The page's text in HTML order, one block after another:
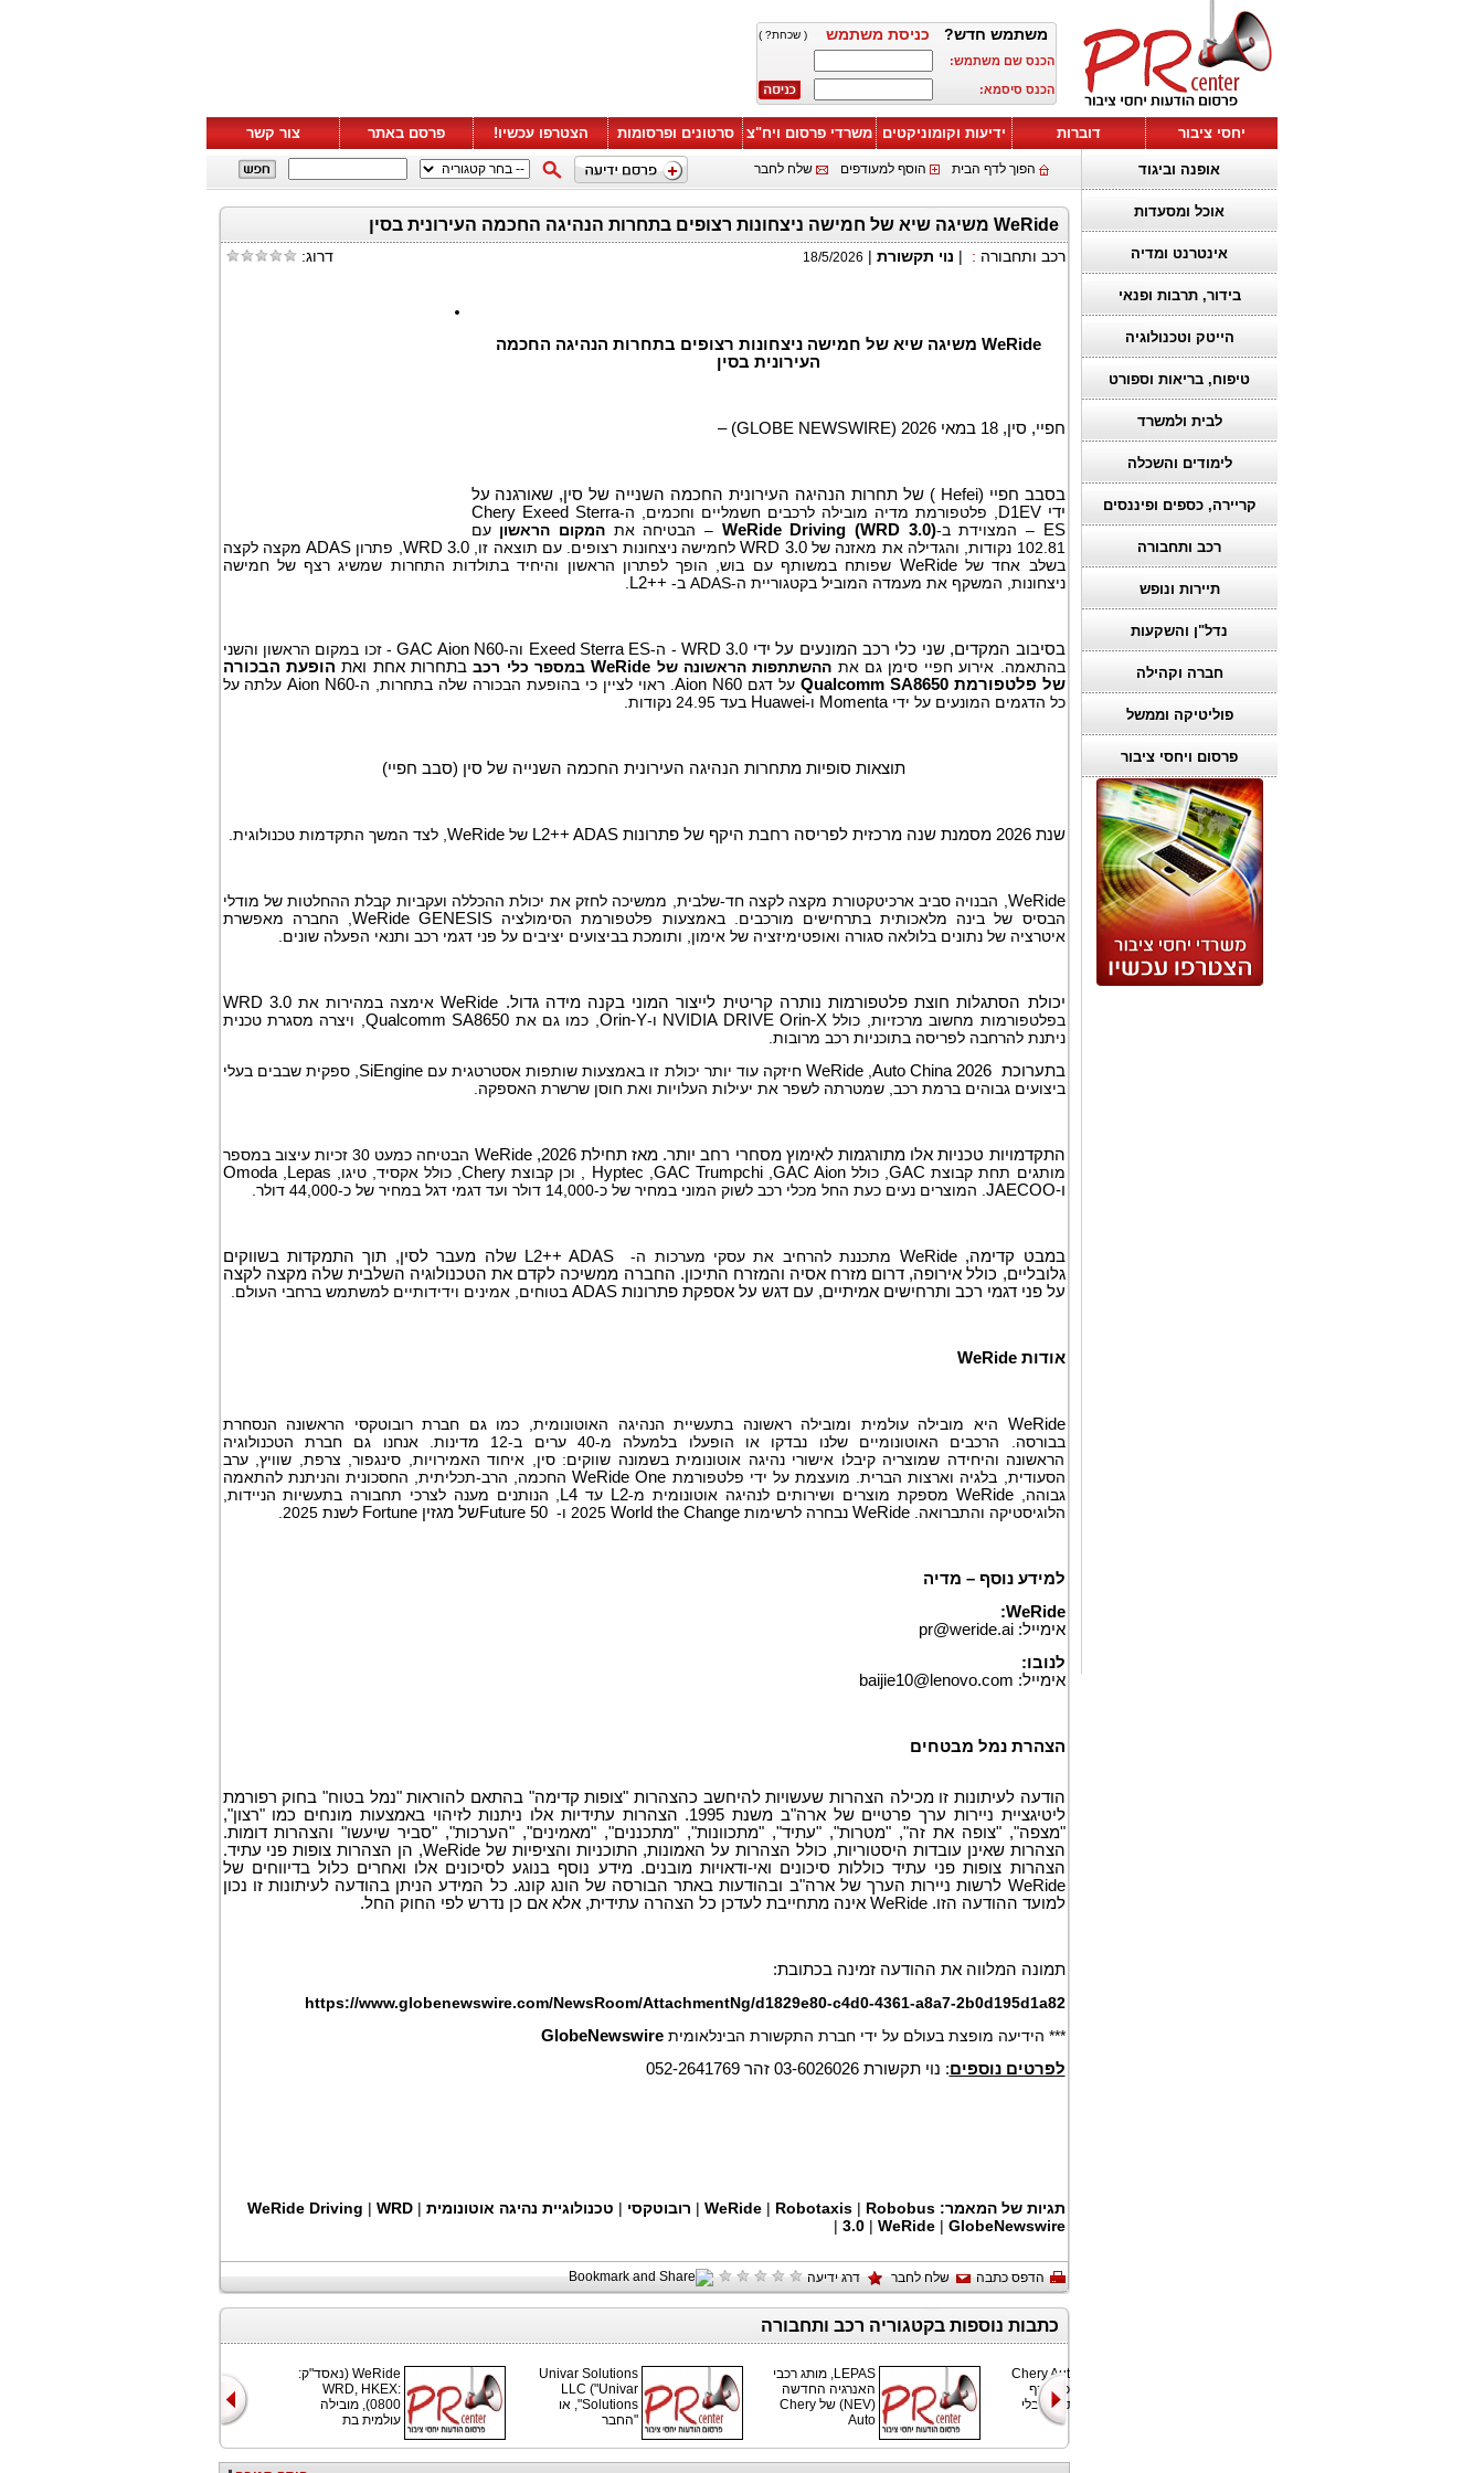
משתמש חדש? כניסת משתמש ( שכחת? )
הכנס שם משתמש:
הכנס סיסמא:
יחסי ציבור דוברות ידיעות וקומוניקטים משרדי פרסום ויח"צ סרטונים ופרסומות הצטרפו עכשיו! פרסם באתר צור קשר
אופנה וביגוד
אוכל ומסעדות
אינטרנט ומדיה
בידור, תרבות ופנאי
הייטק וטכנולוגיה
טיפוח, בריאות וספורט
לבית ולמשרד
לימודים והשכלה
קריירה, כספים ופיננסים
רכב ותחבורה
תיירות ונופש
נדל"ן והשקעות
חברה וקהילה
פוליטיקה וממשל
פרסום ויחסי ציבור
הפוך לדף הבית הוסף למעודפים שלח לחבר
WeRide משיגה שיא של חמישה ניצחונות רצופים בתחרות הנהיגה החכמה העירונית בסין
רכב ותחבורה :
| נוי תקשורת |
18/5/2026 דרוג:
WeRide משיגה שיא של חמישה ניצחונות רצופים בתחרות הנהיגה החכמה
העירונית בסין
חפיי, סין, 18 במאי 2026 (GLOBE NEWSWIRE) –
בסבב חפיי (Hefei ) של תחרות הנהיגה העירונית החכמה השנייה של סין, שאורגנה על
ידיD1EV , פלטפורמת מדיה מובילה לרכבים חשמליים וחכמים, ה-Chery Exeed Sterra
ES
– המצוידת ב-WeRide Driving (WRD 3.0) – הבטיחה אתהמקום הראשון עם
102.81 נקודות, והגדילה את מאזנה של
WRD 3.0לחמישה ניצחונות רצופים. עם תוצאה זו, WRD 3.0 , פתרון ADASמקצה לקצה
בשלב אחד שלWeRide שפותח במשותף עם בוש, הופך לפתרון הראשון והיחיד בתולדות התחרות שמשיג רצף של חמישה
ניצחונות, המשקף את מעמדה המוביל בקטגוריית ה-ADAS ב-
L2++
בסיבוב המקדים, שני כלי רכב המונעים על ידי WRD 3.0- ה-Exeed Sterra ES וה-GAC Aion N60- זכו במקום הראשון והשני
בהתאמה. אירוע חפיי סימן גם את ההשתתפות הראשונה של WeRide במספר כלי רכבבתחרות אחת ואת הופעת הבכורה
של פלטפורמתQualcomm SA8650 על דגםAion N60 . ראוי לציין כי בהופעת הבכורה שלה בתחרות, ה-Aion N60עלתה על
כל הדגמים המונעים על ידיMomenta ו-Huawei בעד 24.95 נקודות.
תוצאות סופיות מתחרות הנהיגה העירונית החכמה השנייה של סין (סבב חפיי)
שנת 2026 מסמנת שנה מרכזית לפריסה רחבת היקף של פתרונות L2++ ADAS שלWeRide , לצד המשך התקדמות טכנולוגית.
WeRide , הבנויה סביב ארכיטקטורת מקצה לקצה חד-שלבית, ממשיכה לחזק את יכולת ההכללה ועקביות קבלת ההחלטות של מודלי
הבסיס של בינה מלאכותית בתרחישים מורכבים. באמצעות פלטפורמת הסימולציה WeRide GENESIS , החברה מאפשרת
איטרציה של נתונים בלולאה סגורה ואופטימיזציה של אימון, ותומכת בביצועים יציבים על פני דגמי רכב ותנאי הפעלה שונים.
יכולת הסתגלות חוצת פלטפורמות נותרה קריטית לייצור המוני בקנה מידה גדול. WeRideאימצה במהירות אתWRD 3.0
בפלטפורמות מחשוב מרכזיות, כוללNVIDIA DRIVE Orin-X ו-Orin-Y , כמו גם את Qualcomm SA8650 , ויצרה מסגרת טכנית
ניתנת להרחבה לפריסה בתוכניות רכב מרובות.
בתערוכת Auto China 2026
,
WeRide חיזקה עוד יותר יכולת זו באמצעות שותפות אסטרטגית עםSiEngine , ספקית שבבים בעלי
ביצועים גבוהים ברמת רכב, שמטרתה לשפר את יעילות העלויות ואת חוסן שרשרת האספקה.
התקדמויות טכניות אלו מתורגמות לאימוץ מסחרי רחב יותר. מאז תחילת 2026, WeRide
הבטיחה כמעט 30 זכיות עיצוב במספר
מותגים תחת קבוצת GAC, כולל GAC Aion
,
GAC Trumpchi
Hyptec , וכן קבוצת Chery, כולל אקסיד, טיגו, Lepas
,
Omoda
ו-JAECOO . המוצרים נעים כעת החל מכלי רכב לשוק המוני במחיר של כ-14,000 דולר ועד דגמי דגל במחיר של כ-44,000 דולר.
במבט קדימה,WeRide מתכננת להרחיב את עסקי מערכות ה- L2++ ADAS
שלה מעבר לסין, תוך התמקדות בשווקים
גלובליים, כולל אירופה, דרום מזרח אסיה והמזרח התיכון. החברה ממשיכה לקדם את הטכנולוגיה השלבית שלה מקצה לקצה
על פני דגמי רכב ותרחישים אמיתיים, עם דגש על אספקת פתרונותADAS בטוחים, אמינים וידידותיים למשתמש ברחבי העולם.
אודותWeRide
WeRide היא מובילה עולמית ומובילה ראשונה בתעשיית הנהיגה האוטונומית, כמו גם חברת רובוטקסי הראשונה הנסחרת
בבורסה. הרכבים האוטונומיים שלנו נבדקו או הופעלו בלמעלה מ-40 ערים ב-12 מדינות. אנחנו גם חברת הטכנולוגיה
הראשונה והיחידה שמוצריה קיבלו אישורי נהיגה אוטונומית בשמונה שווקים: סין, איחוד האמירויות, סינגפור, צרפת, שוויץ, ערב
הסעודית, בלגיה וארצות הברית. מועצמת על ידי פלטפורמת WeRide Oneהחכמה, הרב-תכליתית, החסכונית והניתנת להתאמה
גבוהה,WeRide מספקת מוצרים ושירותים לנהיגה אוטונומית מ-L2 עד L4
, הנותנים מענה לצרכי תחבורה בתעשיות הניידות,
הלוגיסטיקה והתברואה.WeRide נבחרה לרשימותChange
the
World 2025 ו- Future 50של מגזיןFortune לשנת 2025.
למידע נוסף – מדיה
WeRide:
אימייל:pr@weride.ai
לנובו:
אימייל: baijie10@lenovo.com
הצהרת נמל מבטחים
הודעה לעיתונות זו מכילה הצהרות שעשויות להיחשב כהצהרות "צופות קדימה" בהתאם להוראות "נמל בטוח" בחוק רפורמת
ליטיגציית ניירות ערך פרטיים של ארה"ב משנת 1995. הצהרות עתידיות אלו ניתנות לזיהוי באמצעות מונחים כמו "רצון",
"מצפה", "צופה את זה", "מטרות", "עתיד", "מתכוונות", "מתכננים", "מאמינים", "הערכות", "סביר שיעשו" והצהרות דומות.
הצהרות שאינן עובדות היסטוריות, כולל הצהרות על האמונות, התוכניות והציפיות של WeRide, הן הצהרות צופות פני עתיד.
הצהרות צופות פני עתיד כוללות סיכונים ואי-ודאויות מובנים. מידע נוסף בנוגע לסיכונים אלו ואחרים כלול בדיווחים של
WeRide לרשות ניירות הערך של ארה"ב ובהודעות באתר הבורסה של הונג קונג. כל המידע הניתן בהודעה לעיתונות זו נכון
למועד ההודעה הזו. WeRide אינה מתחייבת לעדכן כל הצהרה עתידית, אלא אם כן נדרש לפי החוק החל.
תמונה המלווה את ההודעה זמינה בכתובת:
https://www.globenewswire.com/NewsRoom/AttachmentNg/d1829e80-c4d0-4361-a8a7-2b0d195d1a82
*** הידיעה מופצת בעולם על ידי חברת התקשורת הבינלאומיתGlobeNewswire
לפרטים נוספים: נוי תקשורת 03-6026026 זהר 052-2641769
תגיות של המאמר: WeRide | Robotaxis| Robobus
| רובוטקסי | טכנולוגיית נהיגה אוטונומית |
WeRide Driving | WRD
3.0| WeRide| GlobeNewswire
|
הדפס כתבה שלח לחבר דרג ידיעה
כתבות נוספות בקטגוריה רכב ותחבורה
WeRide (נאסד"ק:
WRD, HKEX:
0800), מובילה
עולמית בת
Univar Solutions
LLC ("Univar
Solutions", או
"החבר
LEPAS, מותג רכבי
האנרגיה החדשה
(NEV) של Chery
Auto
חברת Chery Auto
הודיעה כי היקף
המכירות הגלובלי